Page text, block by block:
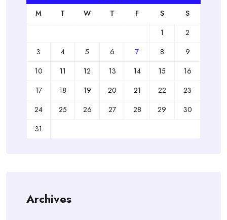
M T W T F S
S
1
2
3
4 5 6 7 8
9
10
11 12 13 14 15
16
17
18 19 20 21 22
23
24
25 26 27 28 29
30
31
Archives